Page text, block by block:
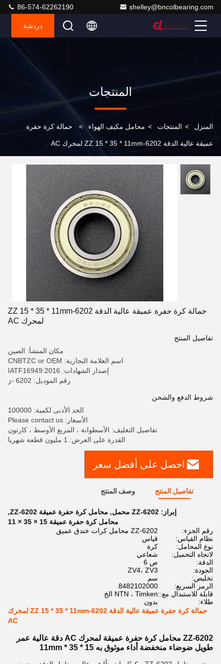
shelley@bncolbearing.com
86-574-62262190
دردشة
المنتجات
المنزل > المنتجات > محامل مكيف الهواء > حمالة كرة حفرة
عميقة عالية الدقة 6202-ZZ 15 * 35 * 11mm لمحرك AC
حمالة كرة حفرة عميقة عالية الدقة 6202-ZZ 15 * 35 * 11mm
لمحرك AC
تفاصيل المنتج
مكان المنشأ: الصين
اسم العلامة التجارية: CNBTZC or OEM
إصدار الشهادات: IATF16949:2016
رقم الموديل: 6202 -ز
شروط الدفع والشحن
الحد الأدنى لكمية: 100000
الأسعار: Please contact us
تفاصيل التغليف: الأسطوانة ، المربع الأوسط ، كارتون
القدرة على العرض: 1 مليون قطعة شهريا
احصل على أفضل سعر
تفاصيل المنتج وصف المنتج
إبراز: 6202-ZZ محمل , محامل كرة حفرة عميقة 6202-ZZ
,
محامل كرة حفرة عميقة 15 × 35 × 11
رقم الجزء:
6202-ZZ محامل كرات خندق عميق
نظام القياس:
قياس
نوع المحامل:
كرة
لاتجاه التحميل:
شعاعي
الدقة:
ص 6
الجودة:
ZV4، ZV3
تخليص:
سم
الرمز السريع:
8482102000
قابلة للاستبدال مع::NTN ، Timken الخ
طلاء:
بدون
حمالة كرة حفرة عميقة عالية الدقة 6202-ZZ 15 * 35 * 11mm لمحرك
AC
6202-ZZ محامل كرة حفرة عميقة لمحرك AC دقة عالية عمر
طويل ضوضاء منخفضة أداء موثوق به 15 * 35 * 11mm